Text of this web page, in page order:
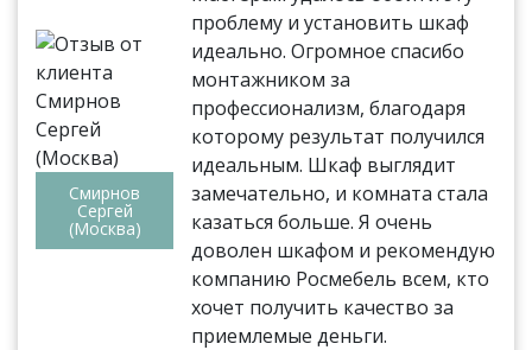
Смирнов
Сергей
(Москва)
проблему и установить шкаф
идеально. Огромное спасибо
монтажником за
профессионализм, благодаря
которому результат получился
идеальным. Шкаф выглядит
замечательно, и комната стала
казаться больше. Я очень
доволен шкафом и рекомендую
компанию Росмебель всем, кто
хочет получить качество за
приемлемые деньги.